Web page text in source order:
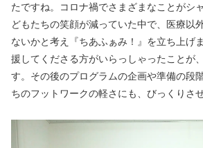
たですね。コロナ禍でさまざまなことがシ
どもたちの笑顔が減っていた中で、医療以
ないかと考え『ちあふぁみ！』を立ち上げ
援してくださる方がいらっしゃったことが
す。その後のプログラムの企画や準備の段
ちのフットワークの軽さにも、びっくりさ